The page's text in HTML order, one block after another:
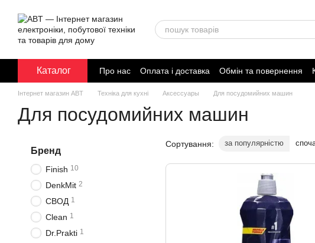
Каталог Про нас Оплата і доставка Обмін та повернення
Договір публічної оферти
Інтернет магазин ABT Техніка для кухні Аксессуары Для посудомийних машин
Для посудомийних машин
Сортування: за популярністю
Бренд
Finish 10
DenkMit 2
СВОД 1
Clean 1
Dr.Prakti 1